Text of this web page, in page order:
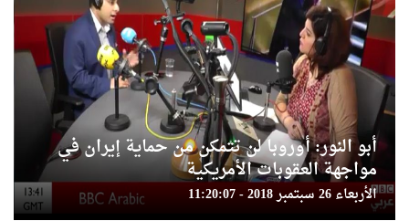
أبو النور: أوروبا لن تتمكن من حماية إيران في
مواجهة العقوبات الأمريكية
الأربعاء 26 سبتمبر 2018 - 11:20:07